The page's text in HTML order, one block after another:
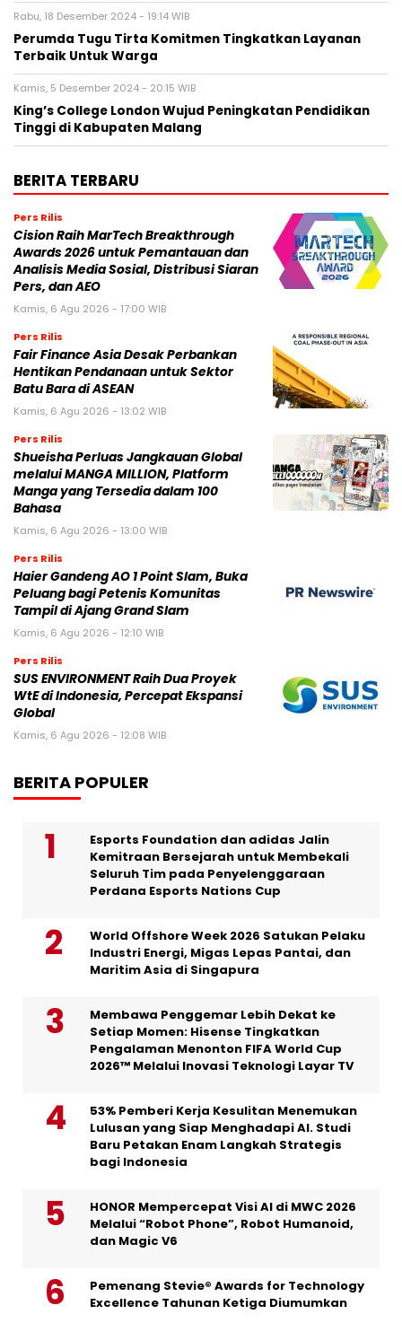
Rabu, 18 Desember 2024 - 19:14 WIB
Perumda Tugu Tirta Komitmen Tingkatkan Layanan
Terbaik Untuk Warga
Kamis, 5 Desember 2024 - 20:15 WIB
King’s College London Wujud Peningkatan Pendidikan
Tinggi di Kabupaten Malang
BERITA TERBARU
Pers Rilis
Cision Raih MarTech Breakthrough
Awards 2026 untuk Pemantauan dan
Analisis Media Sosial, Distribusi Siaran
Pers, dan AEO
Kamis, 6 Agu 2026 - 17:00 WIB
Pers Rilis
Fair Finance Asia Desak Perbankan
Hentikan Pendanaan untuk Sektor
Batu Bara di ASEAN
Kamis, 6 Agu 2026 - 13:02 WIB
Pers Rilis
Shueisha Perluas Jangkauan Global
melalui MANGA MILLION, Platform
Manga yang Tersedia dalam 100
Bahasa
Kamis, 6 Agu 2026 - 13:00 WIB
Pers Rilis
Haier Gandeng AO 1 Point Slam, Buka
Peluang bagi Petenis Komunitas
Tampil di Ajang Grand Slam
Kamis, 6 Agu 2026 - 12:10 WIB
Pers Rilis
SUS ENVIRONMENT Raih Dua Proyek
WtE di Indonesia, Percepat Ekspansi
Global
Kamis, 6 Agu 2026 - 12:08 WIB
BERITA POPULER
Esports Foundation dan adidas Jalin
Kemitraan Bersejarah untuk Membekali
Seluruh Tim pada Penyelenggaraan
Perdana Esports Nations Cup
World Offshore Week 2026 Satukan Pelaku
Industri Energi, Migas Lepas Pantai, dan
Maritim Asia di Singapura
Membawa Penggemar Lebih Dekat ke
Setiap Momen: Hisense Tingkatkan
Pengalaman Menonton FIFA World Cup
2026™ Melalui Inovasi Teknologi Layar TV
53% Pemberi Kerja Kesulitan Menemukan
Lulusan yang Siap Menghadapi AI. Studi
Baru Petakan Enam Langkah Strategis
bagi Indonesia
HONOR Mempercepat Visi AI di MWC 2026
Melalui “Robot Phone”, Robot Humanoid,
dan Magic V6
Pemenang Stevie® Awards for Technology
Excellence Tahunan Ketiga Diumumkan